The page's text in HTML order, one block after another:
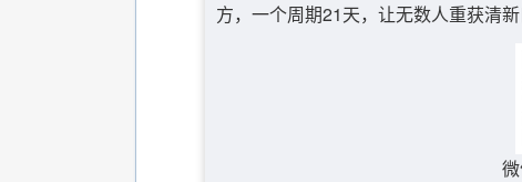
方，一个周期21天，让无数人重获清新
微